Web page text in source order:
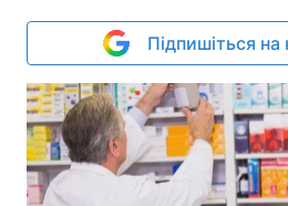
Підпишіться